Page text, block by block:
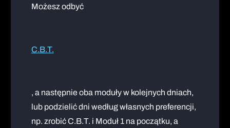
Możesz odbyć
C.B.T.
, a następnie oba moduły w kolejnych dniach,
lub podzielić dni według własnych preferencji,
np. zrobić C.B.T. i Moduł 1 na początku, a